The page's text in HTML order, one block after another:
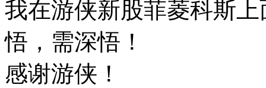
我在游侠新股菲菱科斯
悟，需深悟！
感谢游侠！